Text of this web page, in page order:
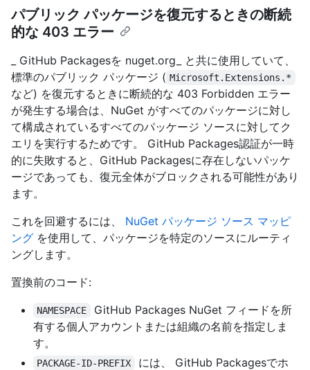
パブリック パッケージを復元するときの断続
的な 403 エラー
_ GitHub Packagesを nuget.org_ と共に使用していて、
標準のパブリック パッケージ ( Microsoft.Extensions.*
など) を復元するときに断続的な 403 Forbidden エラー
が発生する場合は、NuGet がすべてのパッケージに対し
て構成されているすべてのパッケージ ソースに対してク
エリを実行するためです。 GitHub Packages認証が一時
的に失敗すると、GitHub Packagesに存在しないパッケ
ージであっても、復元全体がブロックされる可能性があり
ます。
これを回避するには、 NuGet パッケージ ソース マッピ
ング を使用して、パッケージを特定のソースにルーティ
ングします。
置換前のコード:
NAMESPACE
GitHub Packages NuGet フィードを所
有する個人アカウントまたは組織の名前を指定しま
す。
PACKAGE-ID-PREFIX
には、 GitHub Packagesでホ